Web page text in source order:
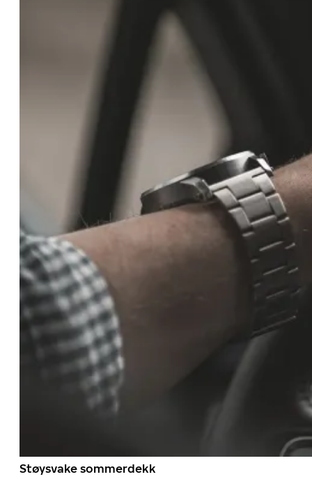
Støysvake sommerdekk